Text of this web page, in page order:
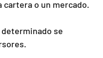
o un mercado.
se